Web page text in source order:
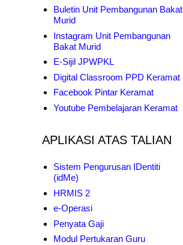
Buletin Unit Pembangunan Bakat
Murid
Instagram Unit Pembangunan
Bakat Murid
E-Sijil JPWPKL
Digital Classroom PPD Keramat
Facebook Pintar Keramat
Youtube Pembelajaran Keramat
APLIKASI ATAS TALIAN
Sistem Pengurusan IDentiti
(idMe)
HRMIS 2
e-Operasi
Penyata Gaji
Modul Pertukaran Guru